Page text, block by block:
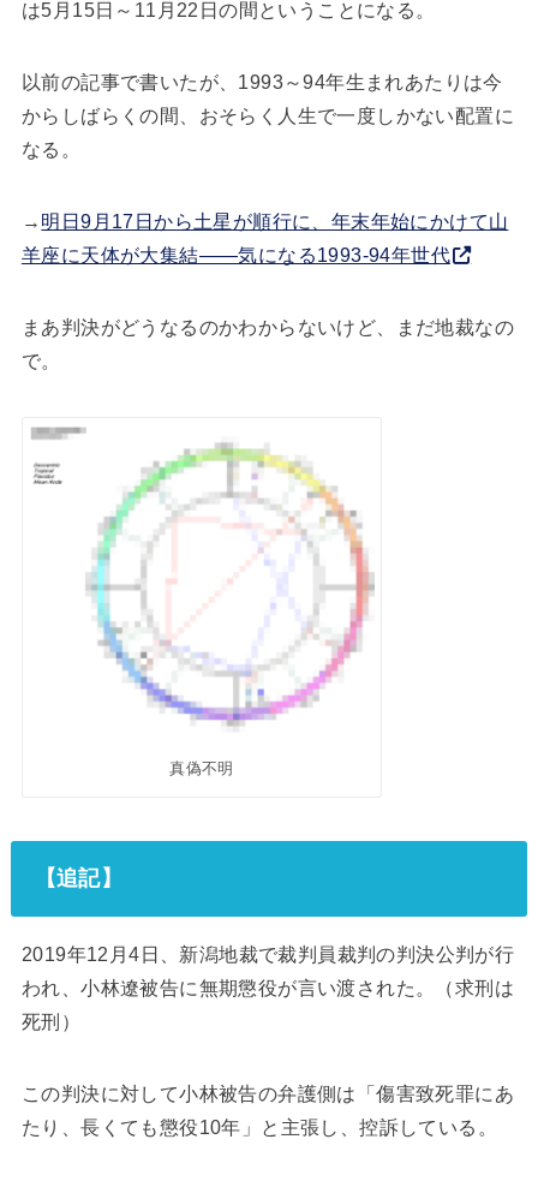
は5月15日～11月22日の間ということになる。
以前の記事で書いたが、1993～94年生まれあたりは今
からしばらくの間、おそらく人生で一度しかない配置に
なる。
→ 明日9月17日から土星が順行に、年末年始にかけて山
羊座に天体が大集結――気になる1993-94年世代
まあ判決がどうなるのかわからないけど、まだ地裁なの
で。
真偽不明
【追記】
2019年12月4日、新潟地裁で裁判員裁判の判決公判が行
われ、小林遼被告に無期懲役が言い渡された。（求刑は
死刑）
この判決に対して小林被告の弁護側は「傷害致死罪にあ
たり、長くても懲役10年」と主張し、控訴している。